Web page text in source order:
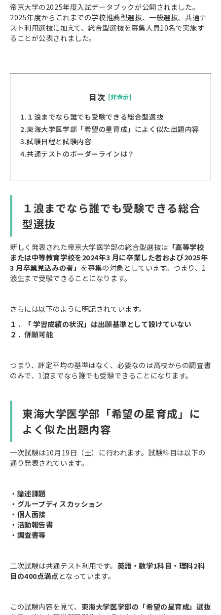
帝京大学の2025年度入試データブックが公開されました。
2025年度からこれまでの学校推薦型選抜、一般選抜、共通テ
スト利用選抜に加えて、総合型選抜を募集人員10名で実施す
ることが公表されました。
目次 [非表示]
1. １浪までなら誰でも受験できる総合型選抜
2.東海大学医学部「希望の星育成」によく似た出題内容
3.試験日程と試験内容
4.共通テストのボーダーラインは？
１浪までなら誰でも受験できる総合
型選抜
新しく発表された帝京大学医学部の総合型選抜は 「高等学校
または中等教育学校を2024年3 月に卒業した者および2025年
3 月卒業見込みの者」 を募集の対象としています。つまり、1
浪生まで受験できることになります。
さらには以下のように明記されています。
１．「 学習成績の状況」は出願基準として設けていない
２．併願可能
つまり、評定平均の基準はなく、必要なのは高校からの調査書
のみで、1浪までなら誰でも受験できることになります。
東海大学医学部「希望の星育成」に
よく似た出題内容
一次試験は10月19日（土）に行われます。試験科目は以下の
通り発表されています。
・論述課題
・グループディスカッション
・個人面接
・活動報告書
・調査書等
二次試験は共通テスト利用です。 英語・数学1科目・理科2科
目の400点満点となっています。
この試験内容を見て、 東海大学医学部の「希望の星育成」選抜